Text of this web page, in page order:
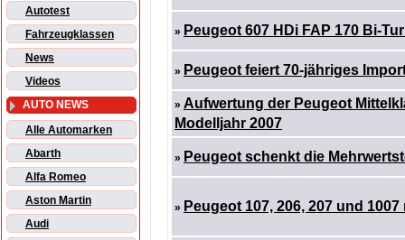
Autotest
Fahrzeugklassen
News
Videos
AUTO NEWS
Alle Automarken
Abarth
Alfa Romeo
Aston Martin
Audi
» Peugeot 607 HDi FAP 170 Bi-
» Peugeot feiert 70-jähriges
» Aufwertung der Peugeot
Modelljahr 2007
» Peugeot schenkt die
» Peugeot 107, 206, 207 und